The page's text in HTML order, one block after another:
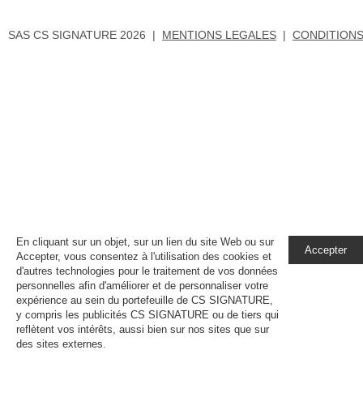
SAS CS SIGNATURE 2026 | MENTIONS LEGALES |
En cliquant sur un objet, sur un lien du site Web ou sur
Accepter, vous consentez à l'utilisation des cookies et
d'autres technologies pour le traitement de vos données
personnelles afin d'améliorer et de personnaliser votre
expérience au sein du portefeuille de CS SIGNATURE,
y compris les publicités CS SIGNATURE ou de tiers qui
reflètent vos intérêts, aussi bien sur nos sites que sur
des sites externes.
Accepter